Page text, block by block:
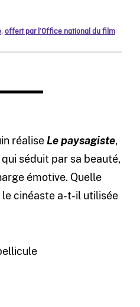
,offert par l’Office national du film
réalise Le paysagiste,
séduit par sa beauté,
émotive. Quelle
le cinéaste a-t-il utilisée